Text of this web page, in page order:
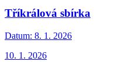
Tříkrálová sbírka
Datum: 8. 1. 2026
10. 1. 2026